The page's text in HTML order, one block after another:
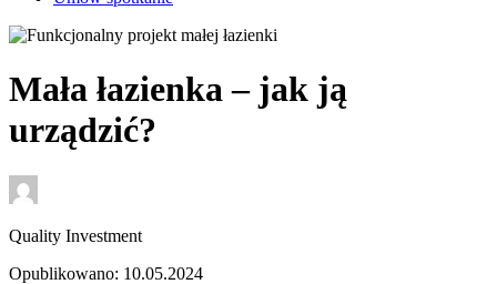
Mała łazienka – jak ją
urządzić?
Quality Investment
Opublikowano: 10.05.2024